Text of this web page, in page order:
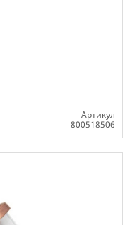
Артикул
800518506